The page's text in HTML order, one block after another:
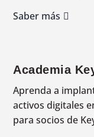
Saber más
Academia
Aprenda a
activos digitales
para socios de